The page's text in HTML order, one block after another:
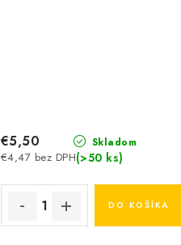
Skladom
(>50 ks)
€4,47 bez DPH
€5,50
DO KOŠÍKA